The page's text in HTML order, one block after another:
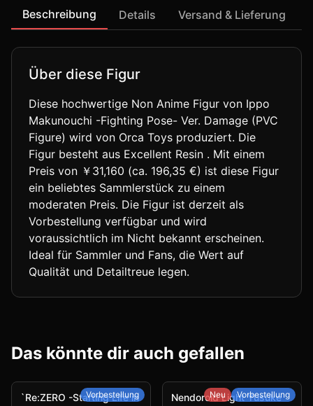
Beschreibung Details Versand & Lieferung
Über diese Figur
Diese hochwertige Non Anime Figur von Ippo
Makunouchi -Fighting Pose- Ver. Damage (PVC
Figure) wird von Orca Toys produziert. Die
Figur besteht aus Excellent Resin . Mit einem
Preis von ￥31,160 (ca. 196,35 €) ist diese Figur
ein beliebtes Sammlerstück zu einem
moderaten Preis. Die Figur ist derzeit als
Vorbestellung verfügbar und wird
voraussichtlich im Nicht bekannt erscheinen.
Ideal für Sammler und Fans, die Wert auf
Qualität und Detailtreue legen.
Das könnte dir auch gefallen
Vorbestellung
`Re:ZERO -Starting Life in
Neu Vorbestellung
Nendoroid Light Yusuke